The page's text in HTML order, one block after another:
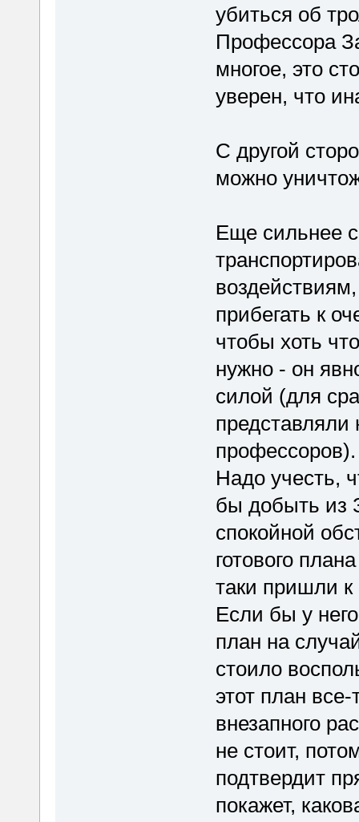
убиться об
Профессора
многое, это
уверен, что
С другой
можно
Еще сильнее
прибегать к
чтобы хоть
нужно - он
силой (для
представляли
профессоров).
Надо учесть,
бы добыть из
спокойной
готового
таки пришли к
Если бы у
план на
стоило
этот план
внезапного
не стоит,
подтвердит
покажет,